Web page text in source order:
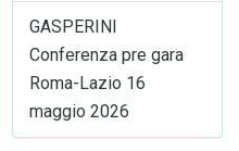
GASPERINI
Conferenza pre gara
Roma-Lazio 16
maggio 2026